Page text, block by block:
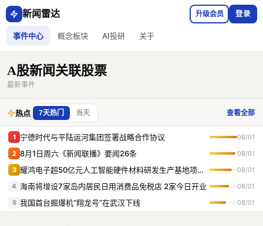
新闻雷达
事件中心 概念板块 AI投研 关于
升级会员 登录
A股新闻关联股票
最新事件
热点 7天热门 当天 查看全部
1 宁德时代与平陆运河集团签署战略合作协议
08/01
2 8月1日周六《新闻联播》要闻26条
08/01
3
耀鸿电子超50亿元人工智能硬件材料研发生产基地项目在无锡落地
08/01
4 海南将增设7家岛内居民日用消费品免税店 2家今日开业
08/01
5 我国首台掘爆机“翔龙号”在武汉下线
08/01